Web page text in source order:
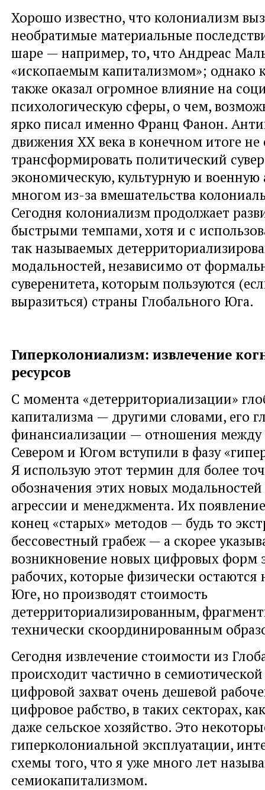
Хорошо известно, что колониализм
необратимые материальные
шаре — например, то, что Андреас
«ископаемым капитализмом»; однако
также оказал огромное влияние на
психологическую сферы, о чем,
ярко писал именно Франц Фанон.
движения ХХ века в конечном итоге не
трансформировать политический
экономическую, культурную и
многом из-за вмешательства
Сегодня колониализм продолжает
быстрыми темпами, хотя и с
так называемых
модальностей, независимо от
суверенитета, которым пользуются
выразиться) страны Глобального Юга.
Гиперколониализм: извлечение
ресурсов
С момента «детерриториализации»
капитализма — другими словами, его
финансиализации — отношения
Севером и Югом вступили в фазу
Я использую этот термин для более
обозначения этих новых
агрессии и менеджмента. Их
конец «старых» методов — будь то
бессовестный грабеж — а скорее
возникновение новых цифровых форм
рабочих, которые физически остаются
Юге, но производят стоимость
детерриториализированным,
технически скоординированным
Сегодня извлечение стоимости из
происходит частично в
цифровой захват очень дешевой
цифровое рабство, в таких секторах,
даже сельское хозяйство. Это
гиперколониальной эксплуатации,
схемы того, что я уже много лет
семиокапитализмом.